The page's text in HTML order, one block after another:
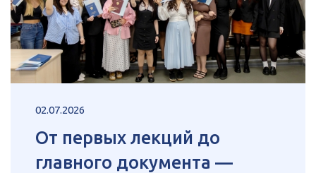
02.07.2026
От первых лекций до
главного документа —